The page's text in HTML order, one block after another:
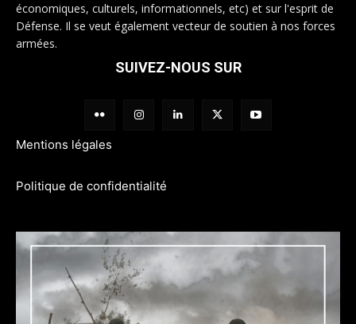
économiques, culturels, informationnels, etc) et sur l'esprit de
Défense. Il se veut également vecteur de soutien à nos forces
armées.
SUIVEZ-NOUS SUR
Mentions légales
Politique de confidentialité